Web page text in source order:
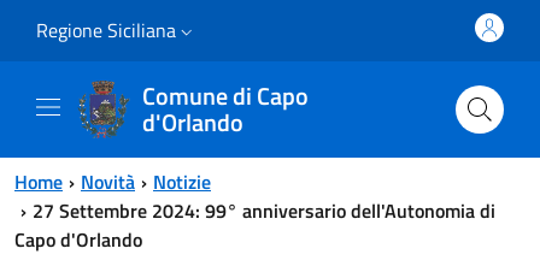
Regione Siciliana
Comune di Capo
d'Orlando
Home Novità
Notizie
27 Settembre 2024: 99° anniversario dell'Autonomia di
Capo d'Orlando